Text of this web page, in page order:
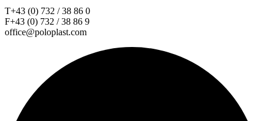
T+43 (0) 732 / 38 86 0
F+43 (0) 732 / 38 86 9
office@poloplast.com